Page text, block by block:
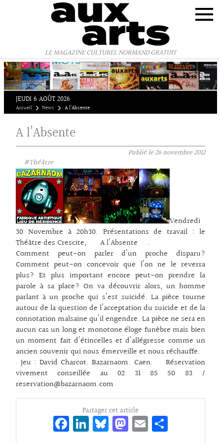
LE MAGAZINE CULTUREL NORMAND GRATUIT
JEUDI 6 AOÛT 2026
Accueil News A l’Absente
A l’Absente
Publié le26 novembre 2012
#Théâtre
Vendredi
30 Novembre à 20h30. Présentations de travail : le
Théâtre des Crescite, A l’Absente .
Comment peut-on parler d’un proche disparu?
Comment peut-on concevoir que l’on ne le reverra
plus? Et plus important encore peut-on prendre la
parole à sa place? On va découvrir alors, un homme
parlant à un proche qui s’est suicidé. La pièce tourne
autour de la question de l’acceptation du suicide et de la
connotation malsaine qu’il engendre. La pièce ne sera en
aucun cas un long et monotone éloge funèbre mais bien
un moment fait d’étincelles et d’allégresse comme un
ancien souvenir qui nous émerveille et nous réchauffe.
Jeu : David Charcot. Bazarnaom. Caen. Réservation
vivement conseillée au 02 31 85 50 83 /
reservation@bazarnaom.com
Partager cet article
Fa Li Bl M E
Panneau de gestion des cookies